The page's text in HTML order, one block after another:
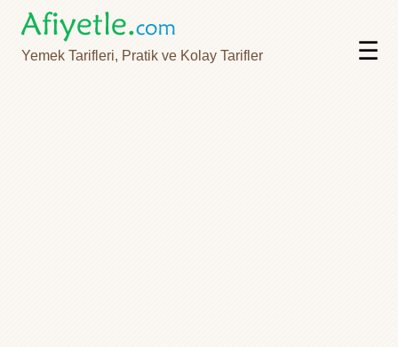
Yemek Tarifleri, Pratik ve Kolay Tarifler ☰